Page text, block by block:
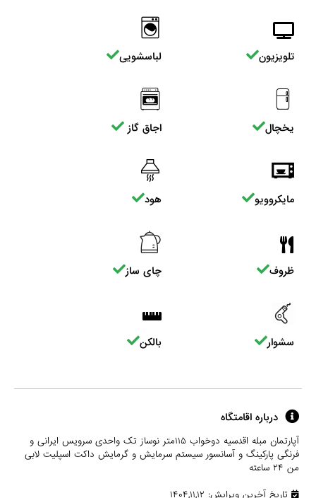
تلویزیون لباسشویی
یخچال اجاق گاز
مایکروویو هود
ظروف چای ساز
سشوار بالکن
درباره اقامتگاه
آپارتمان مبله اقدسیه دوخواب ۱۱۵متر نوساز تک واحدی سرویس ایرانی و
فرنگی پارکینگ و آسانسور سیستم سرمایش و گرمایش داکت اسپلیت لابی
من ۲۴ ساعته
تاریخ آخرین ویرایش: ۱۴۰۴,۱۱,۱۲